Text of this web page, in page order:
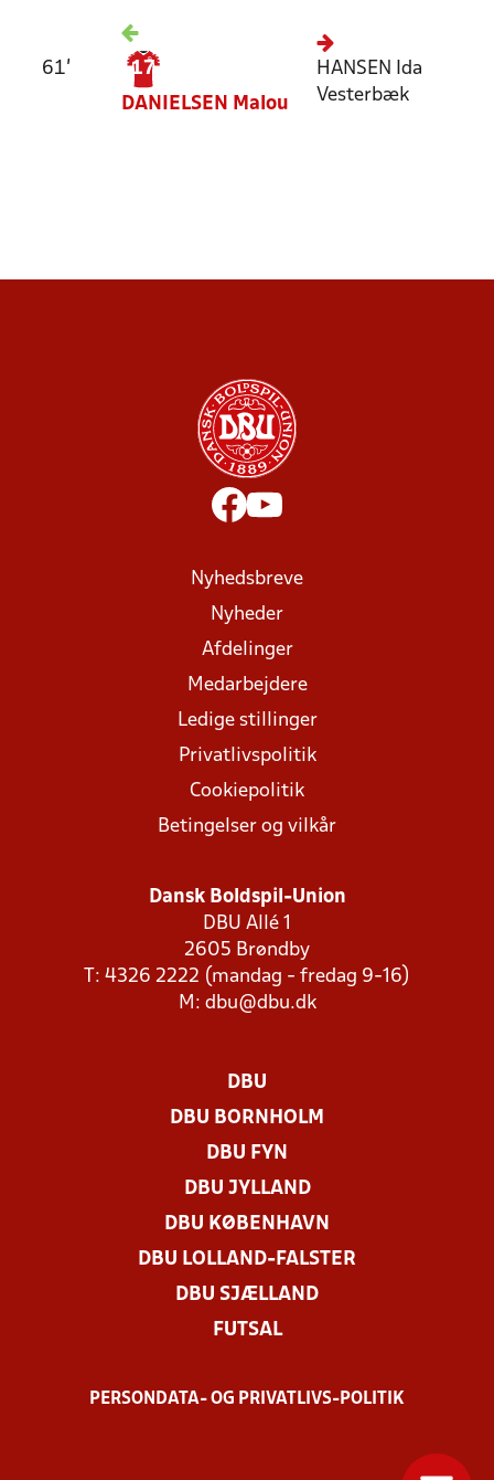
61'
17
DANIELSEN
Malou
HANSEN
Ida
Vesterbæk
Nyhedsbreve
Nyheder
Afdelinger
Medarbejdere
Ledige stillinger
Privatlivspolitik
Cookiepolitik
Betingelser og vilkår
Dansk Boldspil-Union
DBU Allé 1
2605 Brøndby
T: 4326 2222 (mandag - fredag 9-16)
M: dbu@dbu.dk
DBU
DBU BORNHOLM
DBU FYN
DBU JYLLAND
DBU KØBENHAVN
DBU LOLLAND-FALSTER
DBU SJÆLLAND
FUTSAL
PERSONDATA- OG PRIVATLIVS-POLITIK